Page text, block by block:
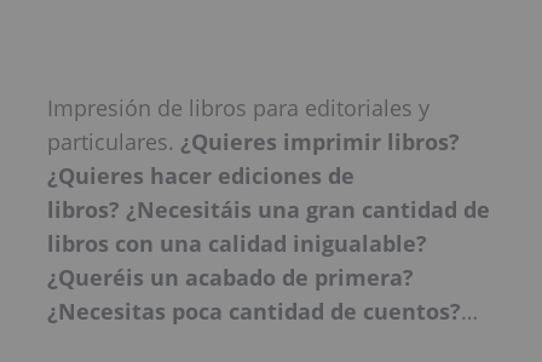
Impresión de libros para editoriales y
particulares. ¿Quieres imprimir libros?
¿Quieres hacer ediciones de
libros? ¿Necesitáis una gran cantidad de
libros con una calidad inigualable?
¿Queréis un acabado de primera?
¿Necesitas poca cantidad de cuentos?…